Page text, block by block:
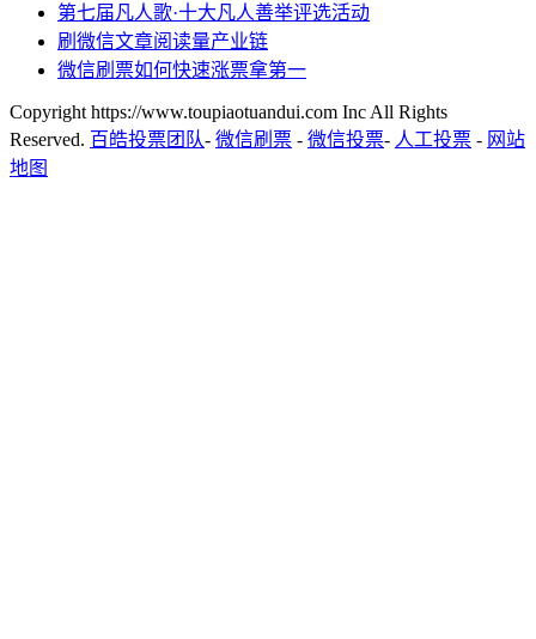
第七届凡人歌·十大凡人善举评选活动
刷微信文章阅读量产业链
微信刷票如何快速涨票拿第一
Copyright https://www.toupiaotuandui.com Inc All Rights
Reserved. 百皓投票团队- 微信刷票 - 微信投票- 人工投票 - 网站
地图